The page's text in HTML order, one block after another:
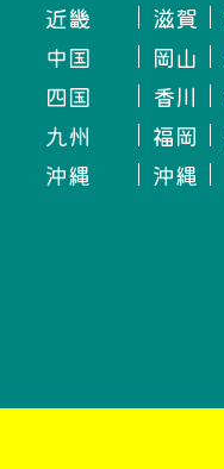
近畿
滋賀
中国
岡山
四国
香川
九州
福岡
沖縄
沖縄